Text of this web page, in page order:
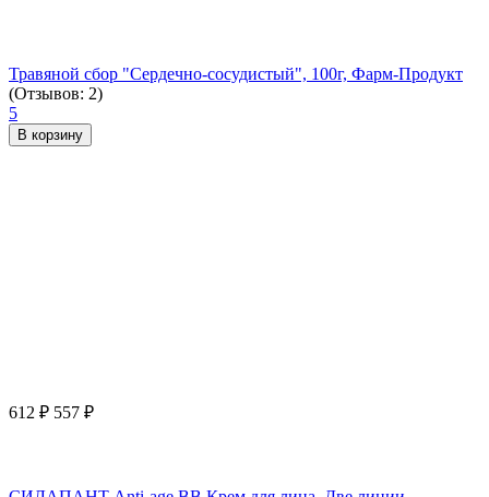
Травяной сбор "Сердечно-сосудистый", 100г, Фарм-Продукт
(Отзывов: 2)
5
В корзину
612 ₽ 557 ₽